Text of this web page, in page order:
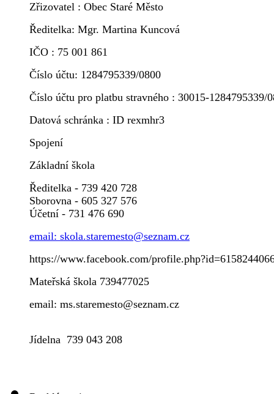
Zřizovatel : Obec Staré Město
Ředitelka: Mgr. Martina Kuncová
IČO : 75 001 861
Číslo účtu: 1284795339/0800
Číslo účtu pro platbu stravného : 30015-1284795339/
Datová schránka : ID rexmhr3
Spojení
Základní škola
Ředitelka - 739 420 728
Sborovna - 605 327 576
Účetní - 731 476 690
email: skola.staremesto@seznam.cz
https://www.facebook.com/
Mateřská škola 739477025
email: ms.staremesto@seznam.cz
Jídelna 739 043 208